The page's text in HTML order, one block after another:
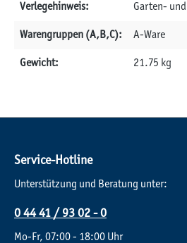
Verlegehinweis: Garten-
Warengruppen (A,B,C): A-Ware
Gewicht: 21.75 kg
Service-Hotline
Unterstützung und Beratung unter:
0 44 41 / 93 02 - 0
Mo-Fr, 07:00 - 18:00 Uhr